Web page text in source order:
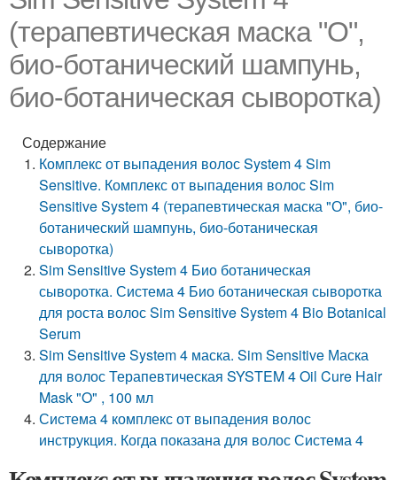
(терапевтическая маска "О",
био-ботанический шампунь,
био-ботаническая сыворотка)
Содержание
Комплекс от выпадения волос System 4 Sim
Sensitive. Комплекс от выпадения волос Sim
Sensitive System 4 (терапевтическая маска "О", био-
ботанический шампунь, био-ботаническая
сыворотка)
Sim Sensitive System 4 Био ботаническая
сыворотка. Система 4 Био ботаническая сыворотка
для роста волос Sim Sensitive System 4 Bio Botanical
Serum
Sim Sensitive System 4 маска. Sim Sensitive Маска
для волос Терапевтическая SYSTEM 4 Oil Cure Hair
Mask "O" , 100 мл
Система 4 комплекс от выпадения волос
инструкция. Когда показана для волос Система 4